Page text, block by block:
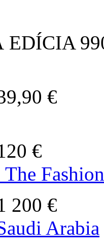
EDÍCIA
€
€
200 €
Arabia